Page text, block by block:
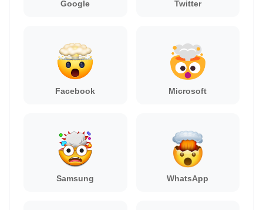
Google Twitter
Facebook Microsoft
Samsung WhatsApp